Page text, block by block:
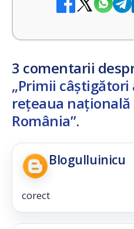
3 comentarii
„Primii
rețeaua națională
România”.
Blogulluinicu
corect